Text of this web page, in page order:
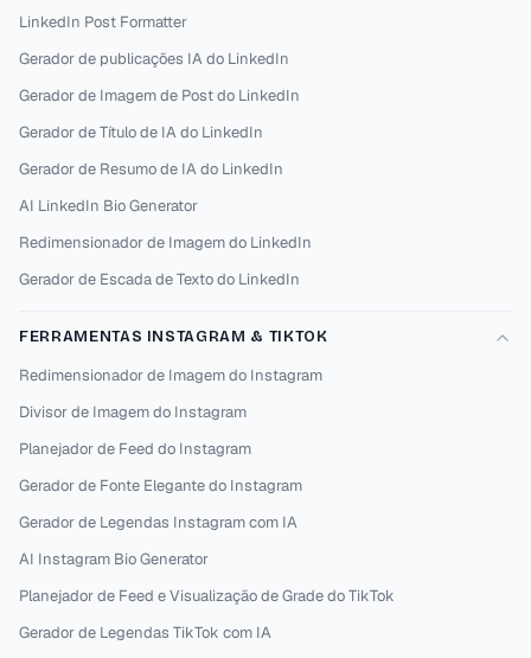
LinkedIn Post Formatter
Gerador de publicações IA do LinkedIn
Gerador de Imagem de Post do LinkedIn
Gerador de Título de IA do LinkedIn
Gerador de Resumo de IA do LinkedIn
AI LinkedIn Bio Generator
Redimensionador de Imagem do LinkedIn
Gerador de Escada de Texto do LinkedIn
FERRAMENTAS INSTAGRAM & TIKTOK
Redimensionador de Imagem do Instagram
Divisor de Imagem do Instagram
Planejador de Feed do Instagram
Gerador de Fonte Elegante do Instagram
Gerador de Legendas Instagram com IA
AI Instagram Bio Generator
Planejador de Feed e Visualização de Grade do TikTok
Gerador de Legendas TikTok com IA